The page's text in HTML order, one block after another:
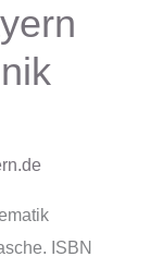
ISBN